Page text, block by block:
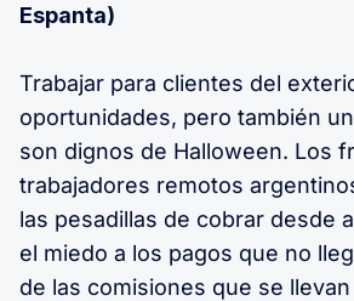
Espanta)
Trabajar para clientes del
oportunidades, pero también
son dignos de Halloween. Los
trabajadores remotos
las pesadillas de cobrar desde
el miedo a los pagos que no
de las comisiones que se